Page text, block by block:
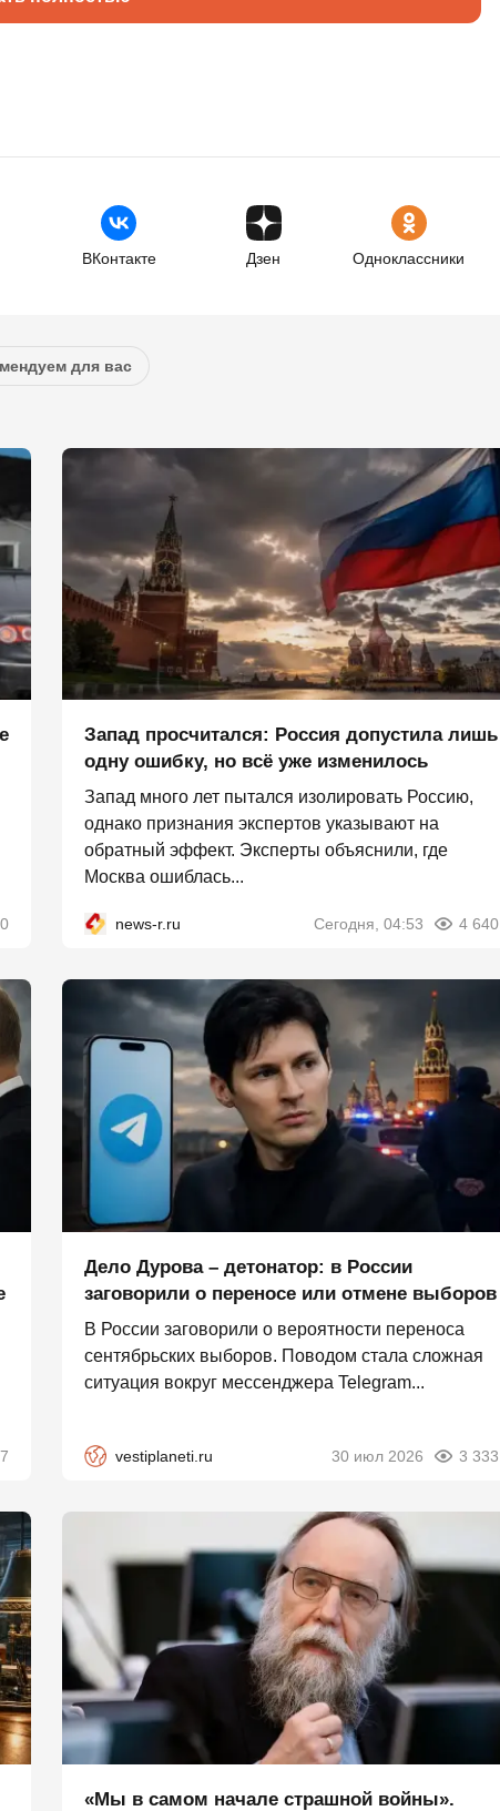
ВКонтакте Дзен Одноклассники
для вас
Запад просчитался: Россия допустила лишь
одну ошибку, но всё уже изменилось
Запад много лет пытался изолировать Россию,
однако признания экспертов указывают на
обратный эффект. Эксперты объяснили, где
Москва ошиблась...
news-r.ru Сегодня, 04:53 4 640
Дело Дурова – детонатор: в России
заговорили о переносе или отмене выборов
В России заговорили о вероятности переноса
сентябрьских выборов. Поводом стала сложная
ситуация вокруг мессенджера Telegram...
vestiplaneti.ru 30 июл 2026 3 333
«Мы в самом начале страшной войны».